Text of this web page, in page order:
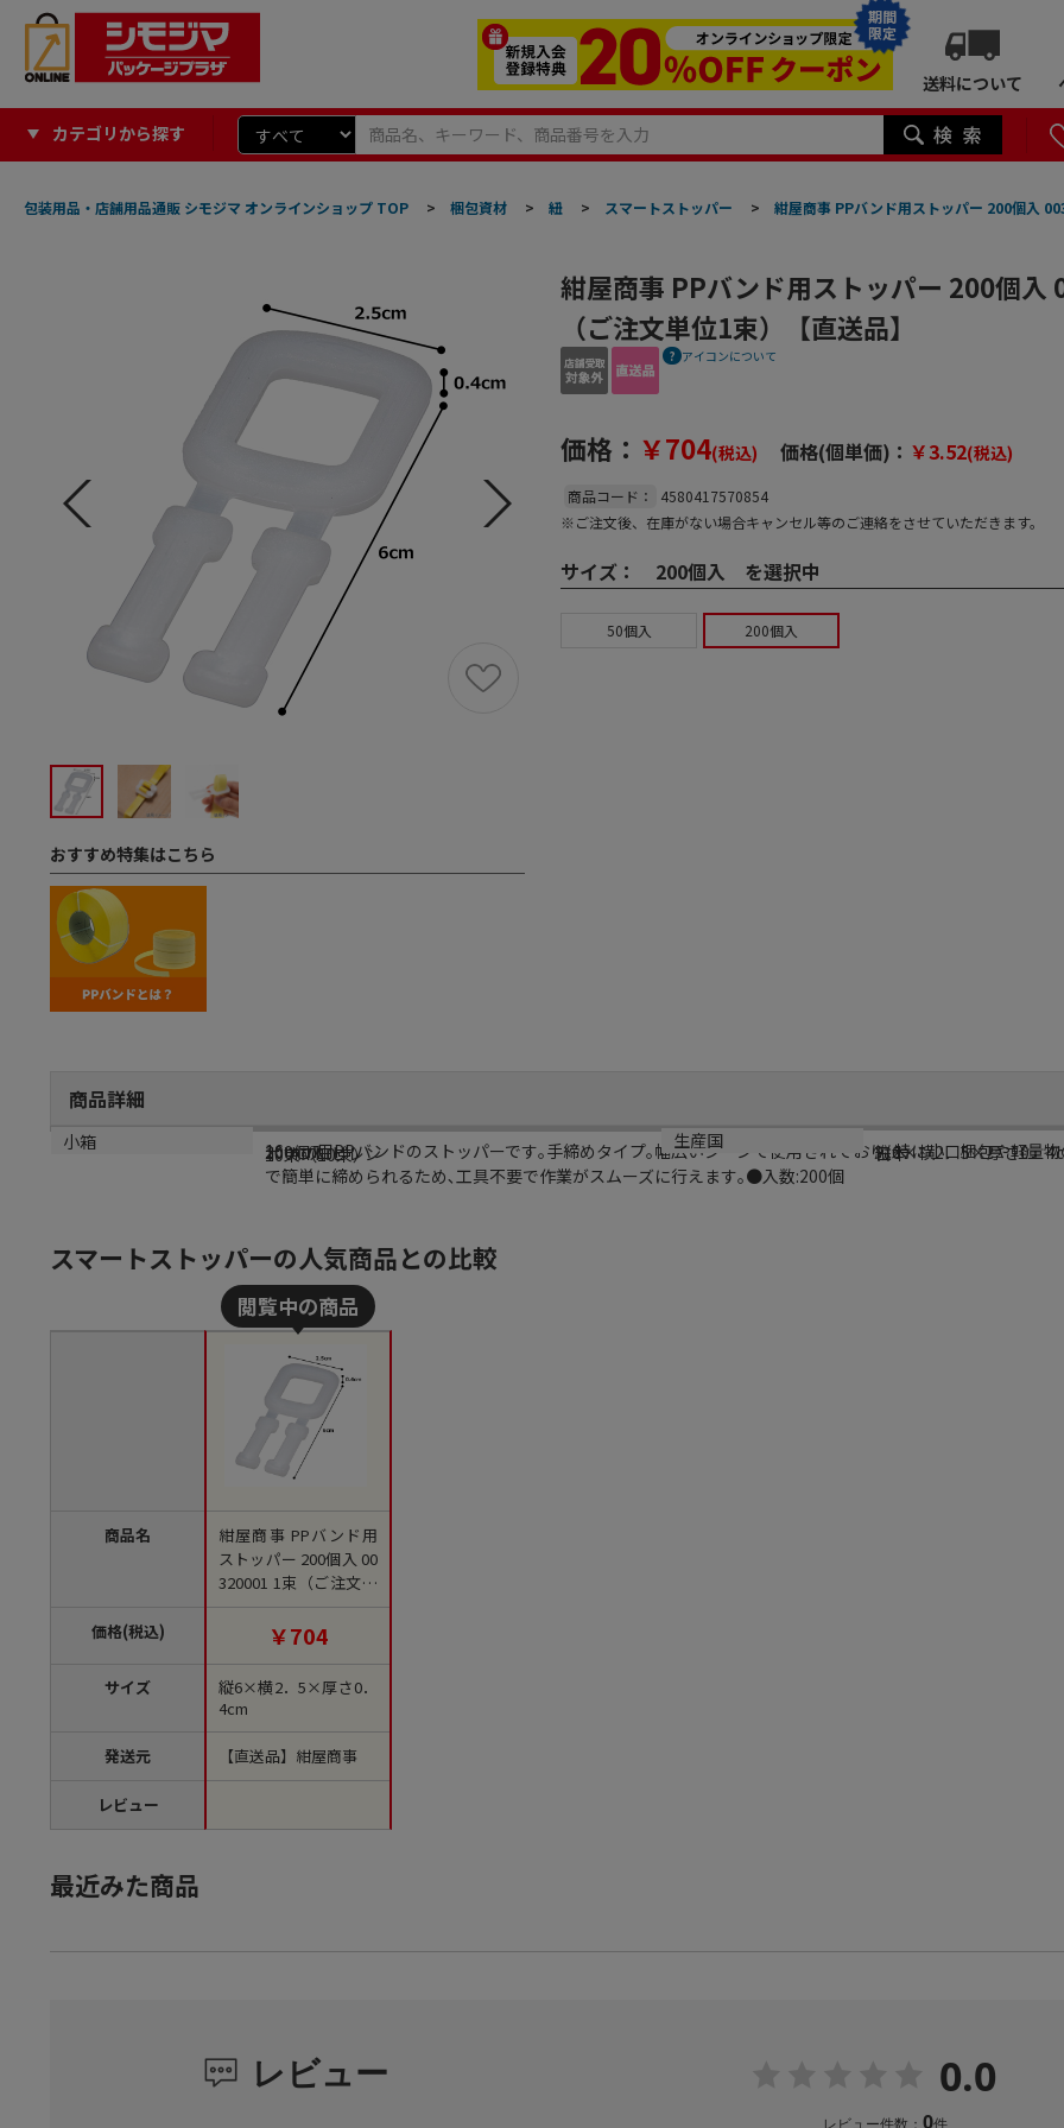
期間
限定
送料について
カテゴリから探す
包装用品・店舗用品通販 シモジマ オンラインショップ TOP > 梱包資材 > 紐 > スマートストッパー > 紺屋商事 PPバンド用ストッパー 200個入
おすすめ特集はこちら
紺屋商事 PPバンド用ストッパー 200個入
（ご注文単位1束）【直送品】
アイコンについて
価格： ￥704(税込) 価格(個単価)： ￥3.52(税込)
商品コード：
4580417570854
※ご注文後、在庫がない場合キャンセル等のご連絡をさせていただきます。
サイズ： 200個入 を選択中
50個入 200個入
商品詳細
商品説明
16mm用PPバンドのストッパーです｡手締めタイプ｡幅広いシーンで使用されており､特に小口梱包や軽量
で簡単に締められるため､工具不要で作業がスムーズに行えます｡●入数:200個
規格
200個入
サイズ
縦6×横2．5×厚さ0．
材質
ポリプロピレン
生産国
日本
小箱
10束（10束）
スマートストッパーの人気商品との比較
商品名
価格(税込)
サイズ
発送元
レビュー
紺屋商事 PPバンド用
ストッパー 200個入 00
320001 1束（ご注文単
位1束）【直送品】
￥704
縦6×横2．5×厚さ0．
4cm
【直送品】紺屋商事
最近みた商品
レビュー 0.0
レビュー件数： 0件